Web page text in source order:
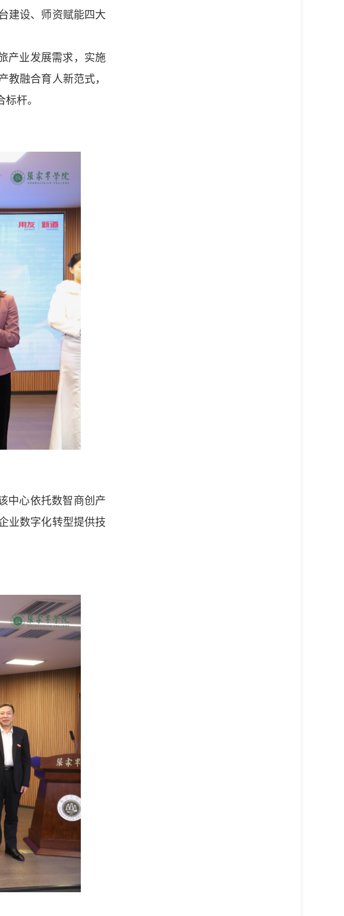
建设、师资赋能四大
产业发展需求，实施
教融合育人新范式，
杆。
中心依托数智商创产
业数字化转型提供技